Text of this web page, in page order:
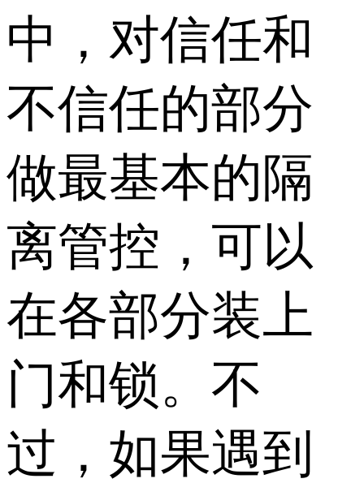
中，对信任和
不信任的部分
做最基本的隔
离管控，可以
在各部分装上
门和锁。不
过，如果遇到